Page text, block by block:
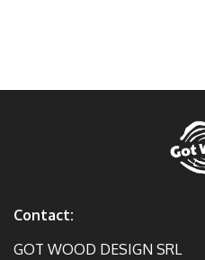
Contact:
GOT WOOD DESIGN SRL